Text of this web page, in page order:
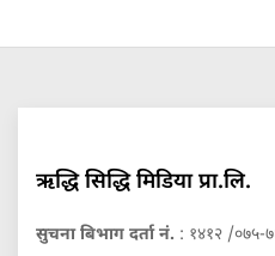
ऋद्धि सिद्धि मिडिया प्रा.लि.
सुचना बिभाग दर्ता नं. : १४१२ /०७५-